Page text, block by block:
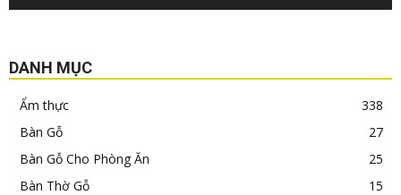
DANH MỤC
Ẩm thực
338
Bàn Gỗ
27
Bàn Gỗ Cho Phòng Ăn
25
Bàn Thờ Gỗ
15